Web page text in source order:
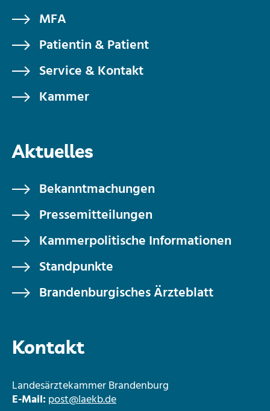
MFA
Patientin & Patient
Service & Kontakt
Kammer
Aktuelles
Bekanntmachungen
Pressemitteilungen
Kammerpolitische Informationen
Standpunkte
Brandenburgisches Ärzteblatt
Kontakt
Landesärztekammer Brandenburg
E-Mail:post@laekb.de